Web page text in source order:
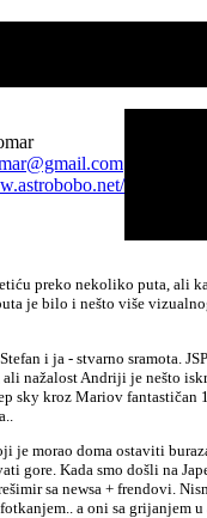
preko nekoliko puta, ali
je bilo i nešto više
i ja - stvarno sramota.
nažalost Andriji je nešto
sky kroz Mariov fantastičan
je morao doma ostaviti
gore. Kada smo došli na
sa newsa + frendovi.
a oni sa grijanjem